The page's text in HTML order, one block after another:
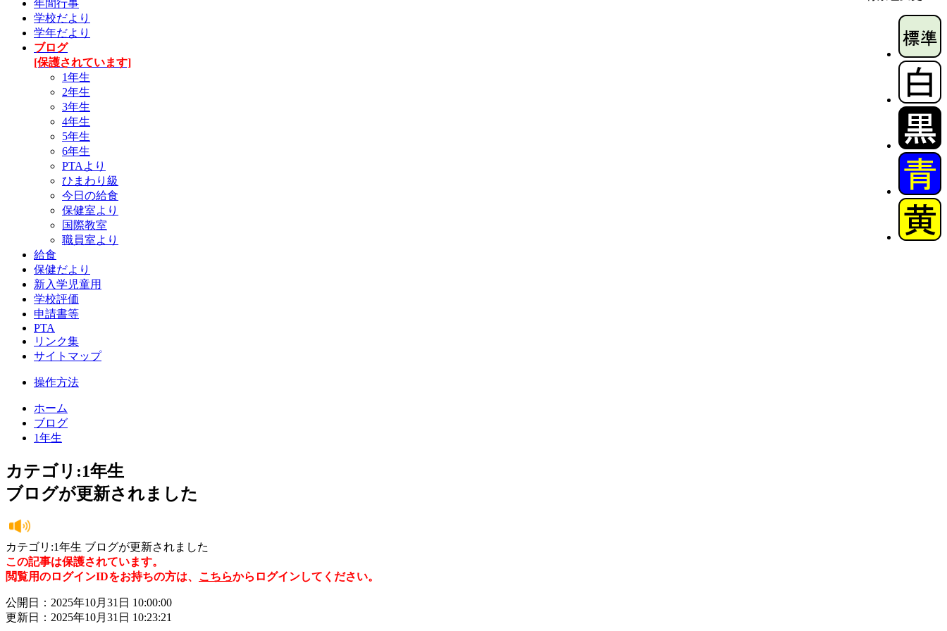
年間行事
学校だより
学年だより
ブログ
[保護されています]
1年生
2年生
3年生
4年生
5年生
6年生
PTAより
ひまわり級
今日の給食
保健室より
国際教室
職員室より
給食
保健だより
新入学児童用
学校評価
申請書等
PTA
リンク集
サイトマップ
操作方法
ホーム
ブログ
1年生
カテゴリ:1年生
ブログが更新されました
カテゴリ:1年生 ブログが更新されました
この記事は保護されています。
閲覧用のログインIDをお持ちの方は、 こちらからログインしてください。
公開日：2025年10月31日 10:00:00
更新日：2025年10月31日 10:23:21